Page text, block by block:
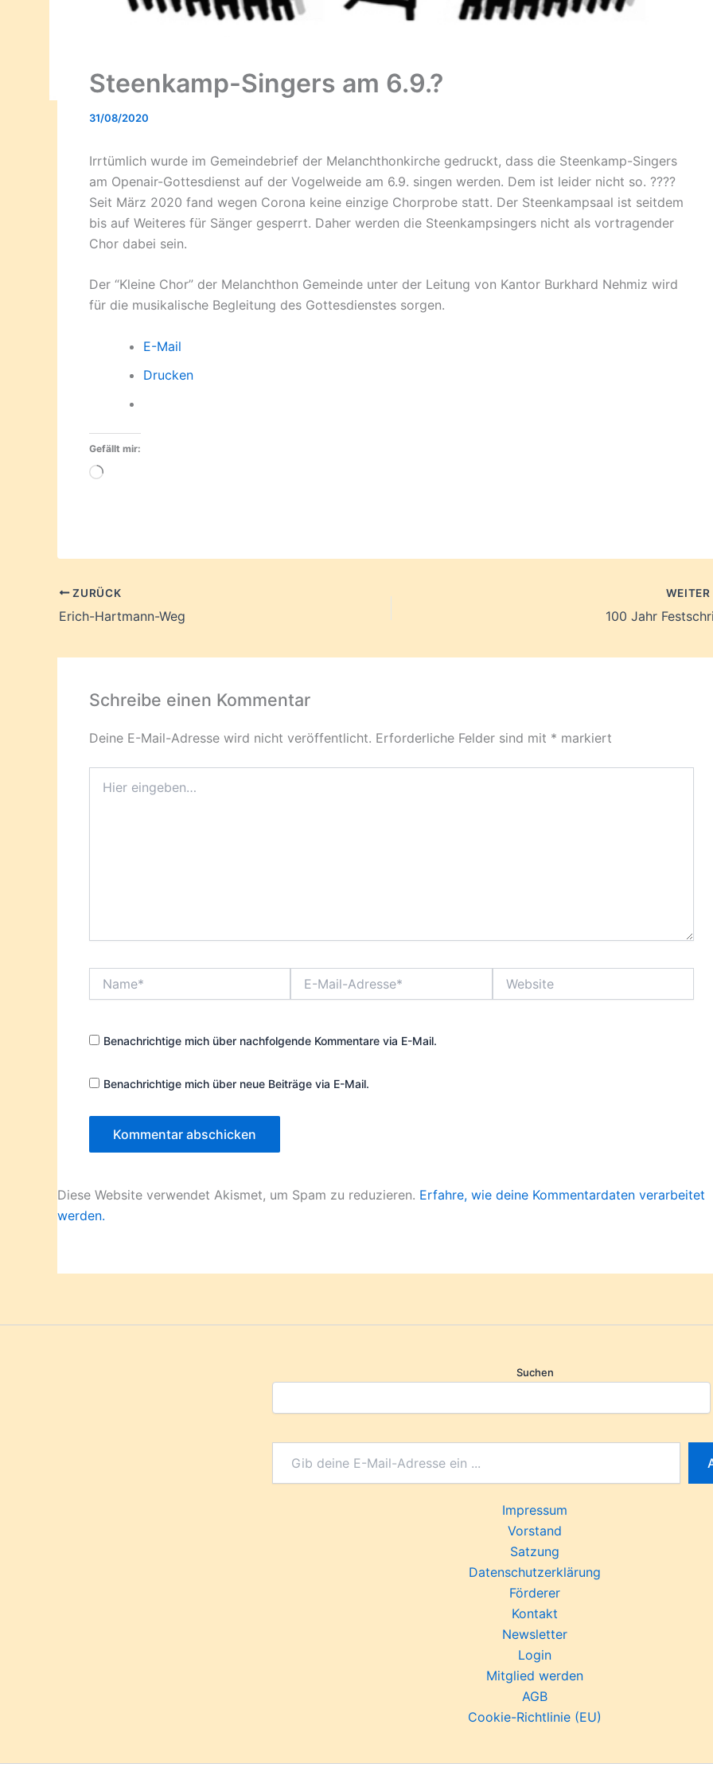
Steenkamp-Singers am 6.9.?
31/08/2020
Irrtümlich wurde im Gemeindebrief der Melanchthonkirche gedruckt, dass die Steenkamp-Singers
am Openair-Gottesdienst auf der Vogelweide am 6.9. singen werden. Dem ist leider nicht so. ????
Seit März 2020 fand wegen Corona keine einzige Chorprobe statt. Der Steenkampsaal ist seitdem
bis auf Weiteres für Sänger gesperrt. Daher werden die Steenkampsingers nicht als vortragender
Chor dabei sein.
Der “Kleine Chor” der Melanchthon Gemeinde unter der Leitung von Kantor Burkhard Nehmiz wird
für die musikalische Begleitung des Gottesdienstes sorgen.
E-Mail
Drucken
Gefällt mir:
Wird
ZURÜCK
Erich-Hartmann-Weg
WEITER
100 Jahr
Schreibe einen Kommentar
Deine E-Mail-Adresse wird nicht veröffentlicht. Erforderliche Felder sind mit * markiert
eingeben…
Mail-
Benachrichtige mich über nachfolgende Kommentare via E-Mail.
Benachrichtige mich über neue Beiträge via E-Mail.
Diese Website verwendet Akismet, um Spam zu reduzieren. Erfahre, wie deine Kommentardaten verarbeitet
werden.
Suchen
Impressum
Vorstand
Satzung
Datenschutzerklärung
Förderer
Kontakt
Newsletter
Login
Mitglied werden
AGB
Cookie-Richtlinie (EU)